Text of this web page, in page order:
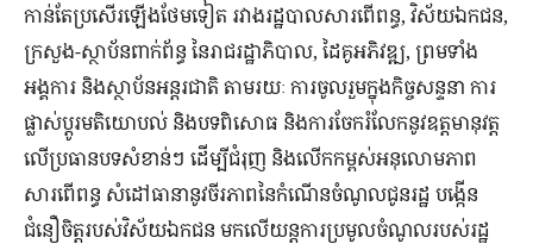
កាន់តែប្រសើរឡើងថែមទៀត រវាងរដ្ឋបាលសារពើពន្ធ, វិស័យឯកជន,
ក្រសួង-ស្ថាប័នពាក់ព័ន្ធ នៃរាជរដ្ឋាភិបាល, ដៃគូអភិវឌ្ឍ, ព្រមទាំង
អង្គការ និងស្ថាប័នអន្តរជាតិ តាមរយៈ ការចូលរួមក្នុងកិច្ចសន្ទនា ការ
ផ្លាស់ប្តូរមតិយោបល់ និងបទពិសោធ និងការចែករំលែកនូវឧត្តមានុវត្ត
លើប្រធានបទសំខាន់ៗ ដើម្បីជំរុញ និងលើកកម្ពស់អនុលោមភាព
សារពើពន្ធ សំដៅធានានូវចីរភាពនៃកំណើនចំណូលជូនរដ្ឋ បង្កើន
ជំនឿចិត្តរបស់វិស័យឯកជន មកលើយន្តការប្រមូលចំណូលរបស់រដ្ឋ